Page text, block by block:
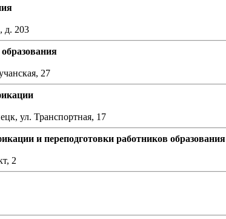
д. 203
27
ул. Транспортная, 17
и переподготовки работников образования
2